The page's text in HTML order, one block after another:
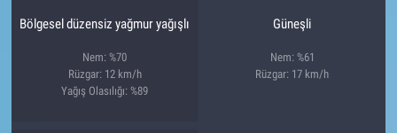
Bölgesel düzensiz yağmur yağışlı
Nem: %70
Rüzgar: 12 km/h
Yağış Olasılığı: %89
Güneşli
Nem: %61
Rüzgar: 17 km/h